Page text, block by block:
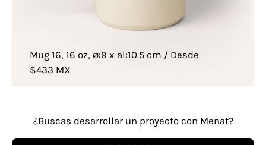
Mug 16, 16 oz, ⌀:9 x al:10.5 cm / Desde
$433 MX
¿Buscas desarrollar un proyecto con Menat?